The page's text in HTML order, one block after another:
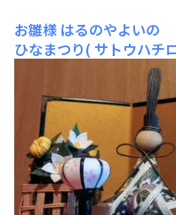
お雛様 はるのやよいの
ひなまつり( サトウハ
関のお飾り 女房作です